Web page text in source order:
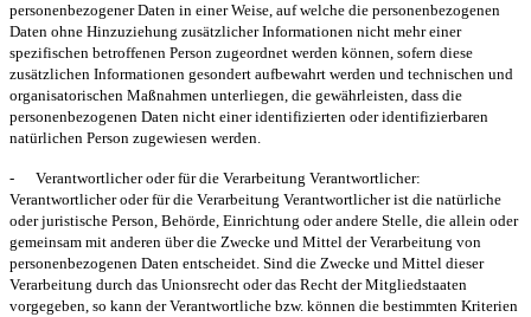
personenbezogener Daten in einer Weise, auf welche die personenbezogenen
Daten ohne Hinzuziehung zusätzlicher Informationen nicht mehr einer
spezifischen betroffenen Person zugeordnet werden können, sofern diese
zusätzlichen Informationen gesondert aufbewahrt werden und technischen und
organisatorischen Maßnahmen unterliegen, die gewährleisten, dass die
personenbezogenen Daten nicht einer identifizierten oder identifizierbaren
natürlichen Person zugewiesen werden.
-
Verantwortlicher oder für die Verarbeitung Verantwortlicher:
Verantwortlicher oder für die Verarbeitung Verantwortlicher ist die natürliche
oder juristische Person, Behörde, Einrichtung oder andere Stelle, die allein oder
gemeinsam mit anderen über die Zwecke und Mittel der Verarbeitung von
personenbezogenen Daten entscheidet. Sind die Zwecke und Mittel dieser
Verarbeitung durch das Unionsrecht oder das Recht der Mitgliedstaaten
vorgegeben, so kann der Verantwortliche bzw. können die bestimmten Kriterien